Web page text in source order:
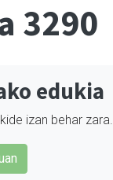
3290
edukia
izan behar zara.